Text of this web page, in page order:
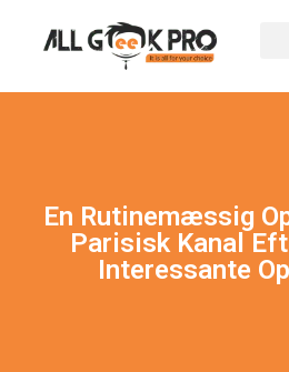
En Rutinemæssig
Parisisk Kanal
Interessante